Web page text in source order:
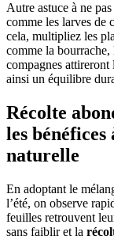
Autre astuce à ne
comme les larves de
cela, multipliez les
comme la bourrache,
compagnes attireront
ainsi un équilibre
Récolte
les
naturelle
En adoptant le
l’été, on observe
feuilles retrouvent
sans faiblir et la